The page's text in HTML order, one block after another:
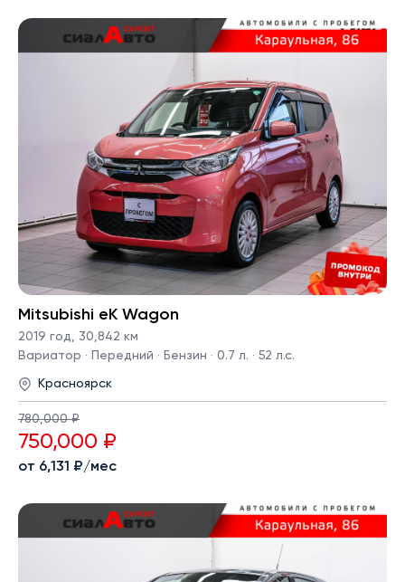
Mitsubishi eK Wagon
2019 год, 30,842 км
Вариатор · Передний · Бензин · 0.7 л. · 52 л.с.
Красноярск
780,000 ₽
750,000 ₽
от 6,131 ₽/мес